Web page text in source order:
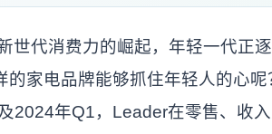
消费力的崛起，年轻一代正逐
的家电品牌能够抓住年轻人的心
2024年Q1，Leader在零售、收